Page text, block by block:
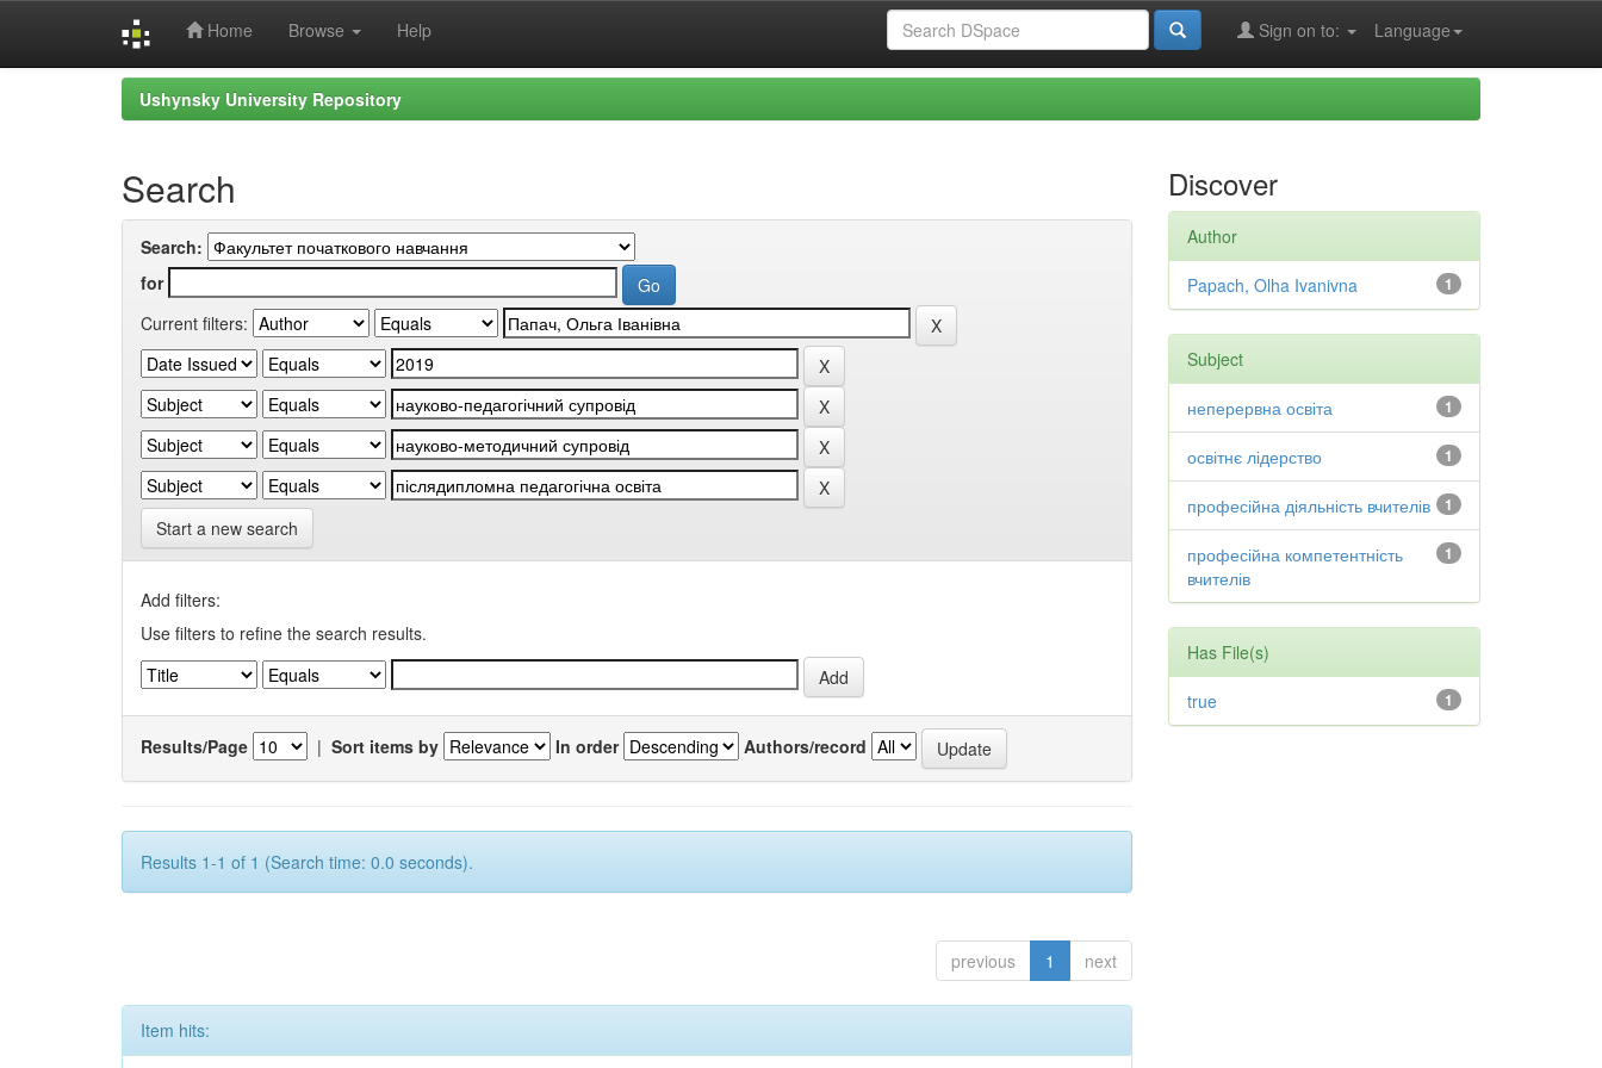
Home Browse Help Language
Sign on to:
Ushynsky University Repository
Search
Search:
for
Current filters:
Start a new search
Add filters:
Use filters to refine the search results.
Results/Page | Sort items by In order Authors/record
Results 1-1 of 1 (Search time: 0.0 seconds).
previous 1 next
Item hits:
Discover
Author
1
Papach, Olha Ivanivna
Subject
1
неперервна освіта
1
освітнє лідерство
1
професійна діяльність вчителів
1
професійна компетентність
вчителів
Has File(s)
1
true